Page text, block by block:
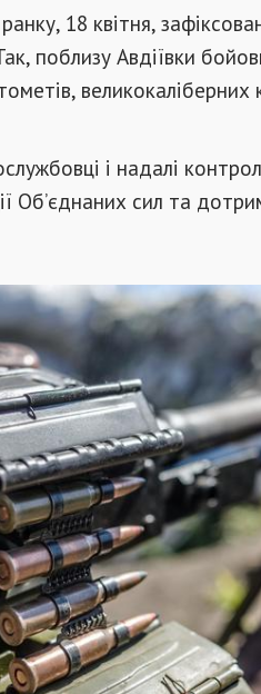
18 квітня,
поблизу Авдіївки
великокаліберних
і надалі
Об’єднаних сил та